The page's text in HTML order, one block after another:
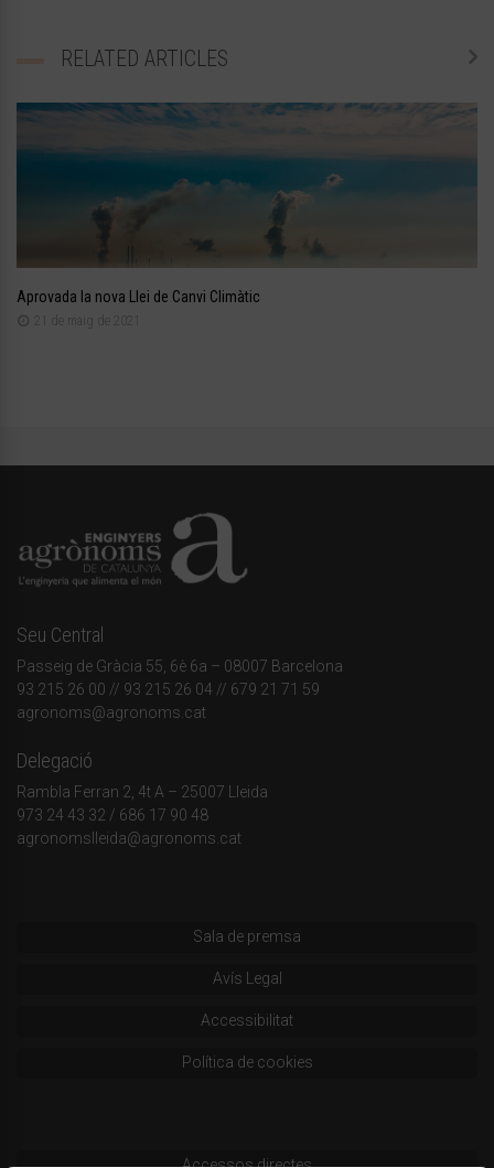
RELATED ARTICLES
Aprovada la nova Llei de Canvi Climàtic
21 de maig de 2021
Seu Central
Passeig de Gràcia 55, 6è 6a – 08007 Barcelona
93 215 26 00 // 93 215 26 04 // 679 21 71 59
agronoms@agronoms.cat
Delegació
Rambla Ferran 2, 4t A – 25007 Lleida
973 24 43 32 / 686 17 90 48
agronomslleida@agronoms.cat
Sala de premsa
Avís Legal
Accessibilitat
Política de cookies